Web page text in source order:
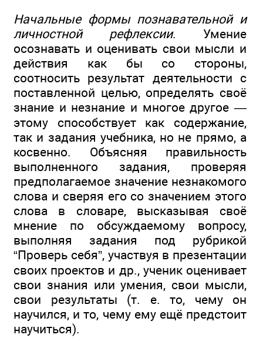
Начальные формы познавательной и
личностной рефлексии. Умение
осознавать и оценивать свои мысли и
действия как бы со стороны,
соотносить результат деятельности с
поставленной целью, определять своё
знание и незнание и многое другое —
этому способствует как содержание,
так и задания учебника, но не прямо, а
косвенно. Объясняя правильность
выполненного задания, проверяя
предполагаемое значение незнакомого
слова и сверяя его со значением этого
слова в словаре, высказывая своё
мнение по обсуждаемому вопросу,
выполняя задания под рубрикой
“Проверь себя”, участвуя в презентации
своих проектов и др., ученик оценивает
свои знания или умения, свои мысли,
свои результаты (т. е. то, чему он
научился, и то, чему ему ещё предстоит
научиться).